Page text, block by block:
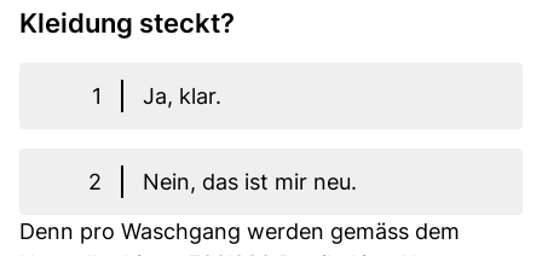
Kleidung steckt?
1 Ja, klar.
2
Nein, das ist mir neu.
Denn pro Waschgang werden gemäss dem